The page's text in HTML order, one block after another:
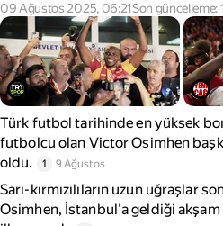
09 Ağustos 2025, 06:21Son
Türk futbol tarihinde en yüksek
futbolcu olan Victor Osimhen
oldu.
1 9 Ağustos
Sarı-kırmızılıların uzun uğraşlar
Osimhen, İstanbul'a geldiği